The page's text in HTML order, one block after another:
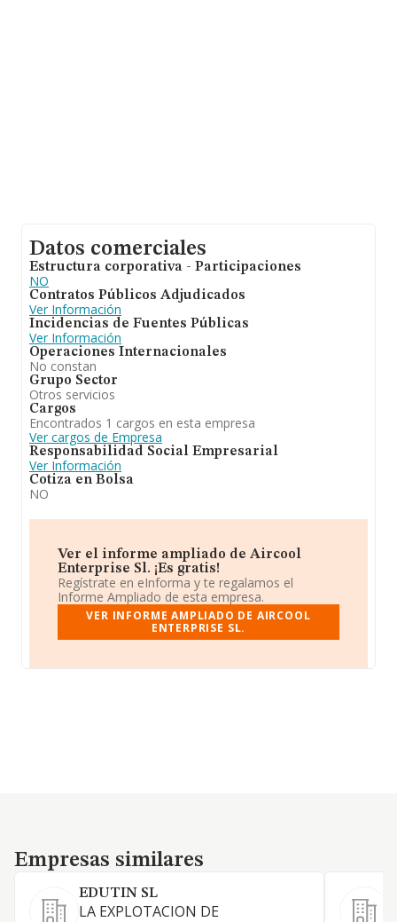
Datos comerciales
Estructura corporativa - Participaciones
NO
Contratos Públicos Adjudicados
Ver Información
Incidencias de Fuentes Públicas
Ver Información
Operaciones Internacionales
No constan
Grupo Sector
Otros servicios
Cargos
Encontrados 1 cargos en esta empresa
Ver cargos de Empresa
Responsabilidad Social Empresarial
Ver Información
Cotiza en Bolsa
NO
Ver el informe ampliado de Aircool
Enterprise Sl. ¡Es gratis!
Regístrate en eInforma y te regalamos el
Informe Ampliado de esta empresa.
VER INFORME AMPLIADO DE AIRCOOL
ENTERPRISE SL.
Empresas similares
Empresas similares
EDUTIN SL
LA EXPLOTACION DE